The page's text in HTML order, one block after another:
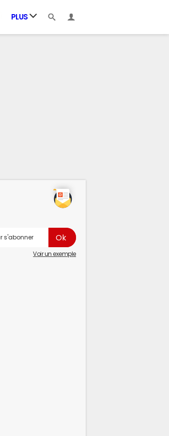
PLUS
Voir un exemple